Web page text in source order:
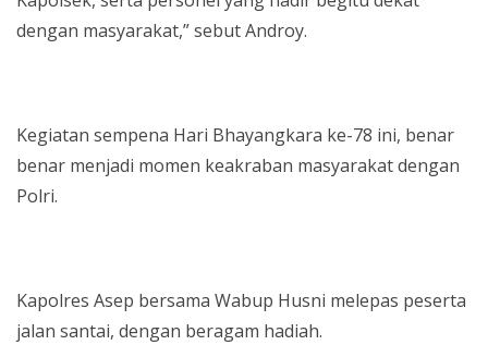
dengan masyarakat,” sebut Androy.
Kegiatan sempena Hari Bhayangkara ke-78 ini, benar
benar menjadi momen keakraban masyarakat dengan
Polri.
Kapolres Asep bersama Wabup Husni melepas peserta
jalan santai, dengan beragam hadiah.